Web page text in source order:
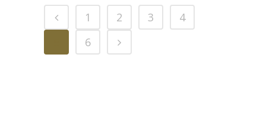
1 2 3
4
6